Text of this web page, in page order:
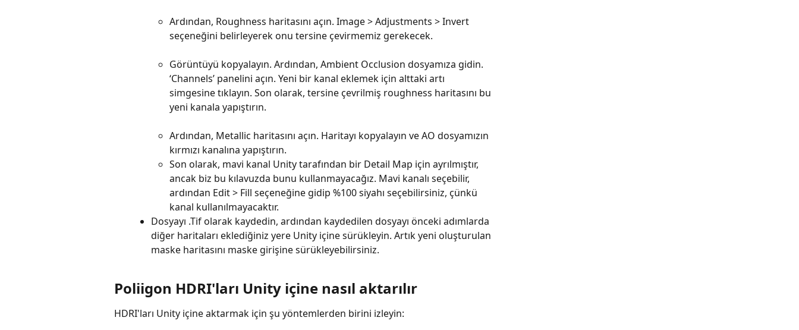
Ardından, Roughness haritasını açın. Image > Adjustments > Invert
seçeneğini belirleyerek onu tersine çevirmemiz gerekecek.
Görüntüyü kopyalayın. Ardından, Ambient Occlusion dosyamıza gidin.
‘Channels’ panelini açın. Yeni bir kanal eklemek için alttaki artı
simgesine tıklayın. Son olarak, tersine çevrilmiş roughness haritasını bu
yeni kanala yapıştırın.
Ardından, Metallic haritasını açın. Haritayı kopyalayın ve AO dosyamızın
kırmızı kanalına yapıştırın.
Son olarak, mavi kanal Unity tarafından bir Detail Map için ayrılmıştır,
ancak biz bu kılavuzda bunu kullanmayacağız. Mavi kanalı seçebilir,
ardından Edit > Fill seçeneğine gidip %100 siyahı seçebilirsiniz, çünkü
kanal kullanılmayacaktır.
Dosyayı .Tif olarak kaydedin, ardından kaydedilen dosyayı önceki adımlarda
diğer haritaları eklediğiniz yere Unity içine sürükleyin. Artık yeni oluşturulan
maske haritasını maske girişine sürükleyebilirsiniz.
Poliigon HDRI'ları Unity içine nasıl aktarılır
HDRI'ları Unity içine aktarmak için şu yöntemlerden birini izleyin: